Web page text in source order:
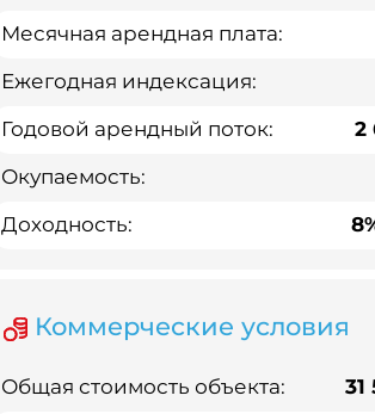
Месячная арендная плата:
Ежегодная индексация:
Годовой арендный поток:
2
Окупаемость:
Доходность:
Коммерческие условия
Общая стоимость объекта: